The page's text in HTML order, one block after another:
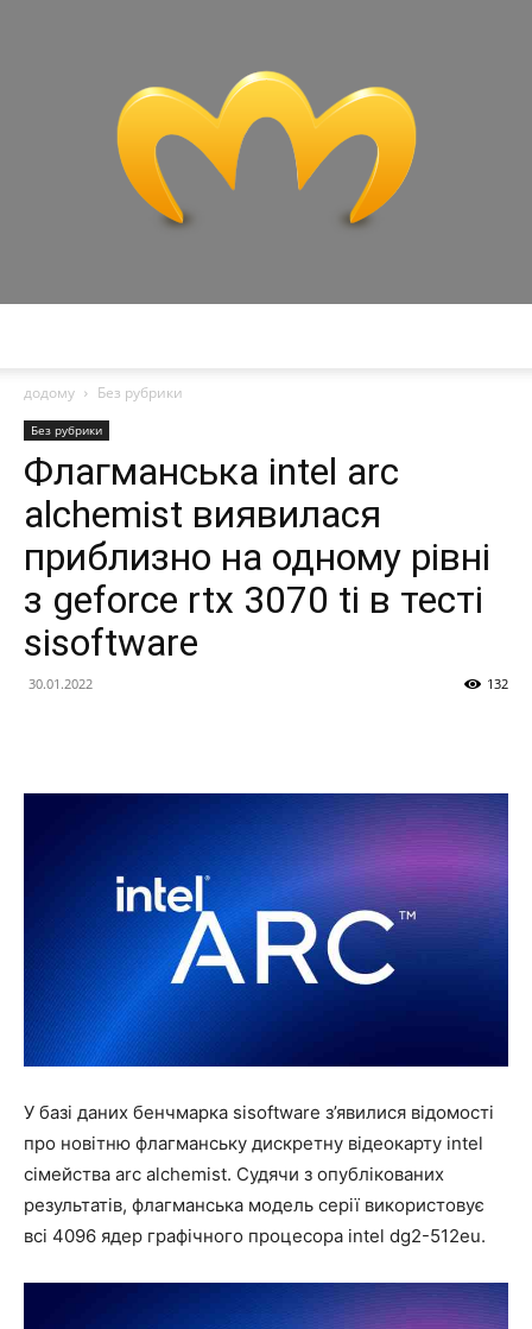
додому
Без рубрики
Без рубрики
Флагманська intel arc
alchemist виявилася
приблизно на одному рівні
з geforce rtx 3070 ti в тесті
sisoftware
30.01.2022 132
У базі даних бенчмарка sisoftware з’явилися відомості
про новітню флагманську дискретну відеокарту intel
сімейства arc alchemist. Судячи з опублікованих
результатів, флагманська модель серії використовує
всі 4096 ядер графічного процесора intel dg2-512eu.